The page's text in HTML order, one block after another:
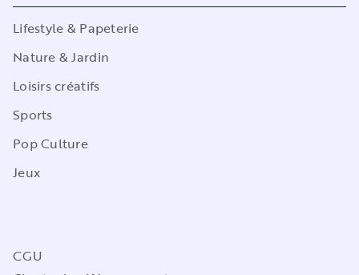
Lifestyle & Papeterie
Nature & Jardin
Loisirs créatifs
Sports
Pop Culture
Jeux
CGU